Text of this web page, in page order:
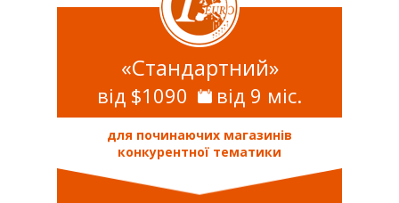
«Стандартний»
від $1090 від 9 міс.
для починаючих магазинів
конкурентної тематики